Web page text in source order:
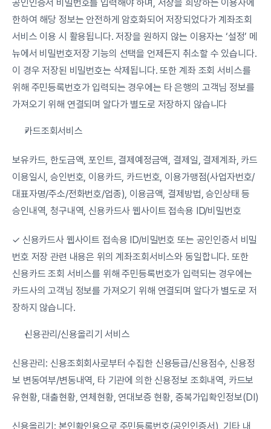
공인인증서 비밀번호를 입력해야 하며, 저장을 희망하는 이용자에
한하여 해당 정보는 안전하게 암호화되어 저장되었다가 계좌조회
서비스 이용 시 활용됩니다. 저장을 원하지 않는 이용자는 ‘설정’ 메
뉴에서 비밀번호저장 기능의 선택을 언제든지 취소할 수 있습니다.
이 경우 저장된 비밀번호는 삭제됩니다. 또한 계좌 조회 서비스를
위해 주민등록번호가 입력되는 경우에는 타 은행의 고객님 정보를
가져오기 위해 연결되며 알다가 별도로 저장하지 않습니다
카드조회서비스
보유카드, 한도금액, 포인트, 결제예정금액, 결제일, 결제계좌, 카드
이용일시, 승인번호, 이용카드, 카드번호, 이용가맹점(사업자번호/
대표자명/주소/전화번호/업종), 이용금액, 결제방법, 승인상태 등
승인내역, 청구내역, 신용카드사 웹사이트 접속용 ID/비밀번호
✓ 신용카드사 웹사이트 접속용 ID/비밀번호 또는 공인인증서 비밀
번호 저장 관련 내용은 위의 계좌조회서비스와 동일합니다. 또한
신용카드 조회 서비스를 위해 주민등록번호가 입력되는 경우에는
카드사의 고객님 정보를 가져오기 위해 연결되며 알다가 별도로 저
장하지 않습니다.
신용관리/신용올리기 서비스
신용관리: 신용조회회사로부터 수집한 신용등급/신용점수, 신용정
보 변동여부/변동내역, 타 기관에 의한 신용정보 조회내역, 카드보
유현황, 대출현황, 연체현황, 연대보증 현황, 중복가입확인정보(DI)
신용올리기: 본인확인용으로 주민등록번호(공인인증서), 기타 내